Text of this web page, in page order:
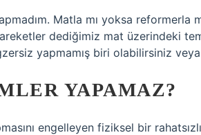
Matla mı yoksa reformerla
dediğimiz mat üzerindeki
yapmamış biri olabilirsiniz
YAPAMAZ?
engelleyen fiziksel bir